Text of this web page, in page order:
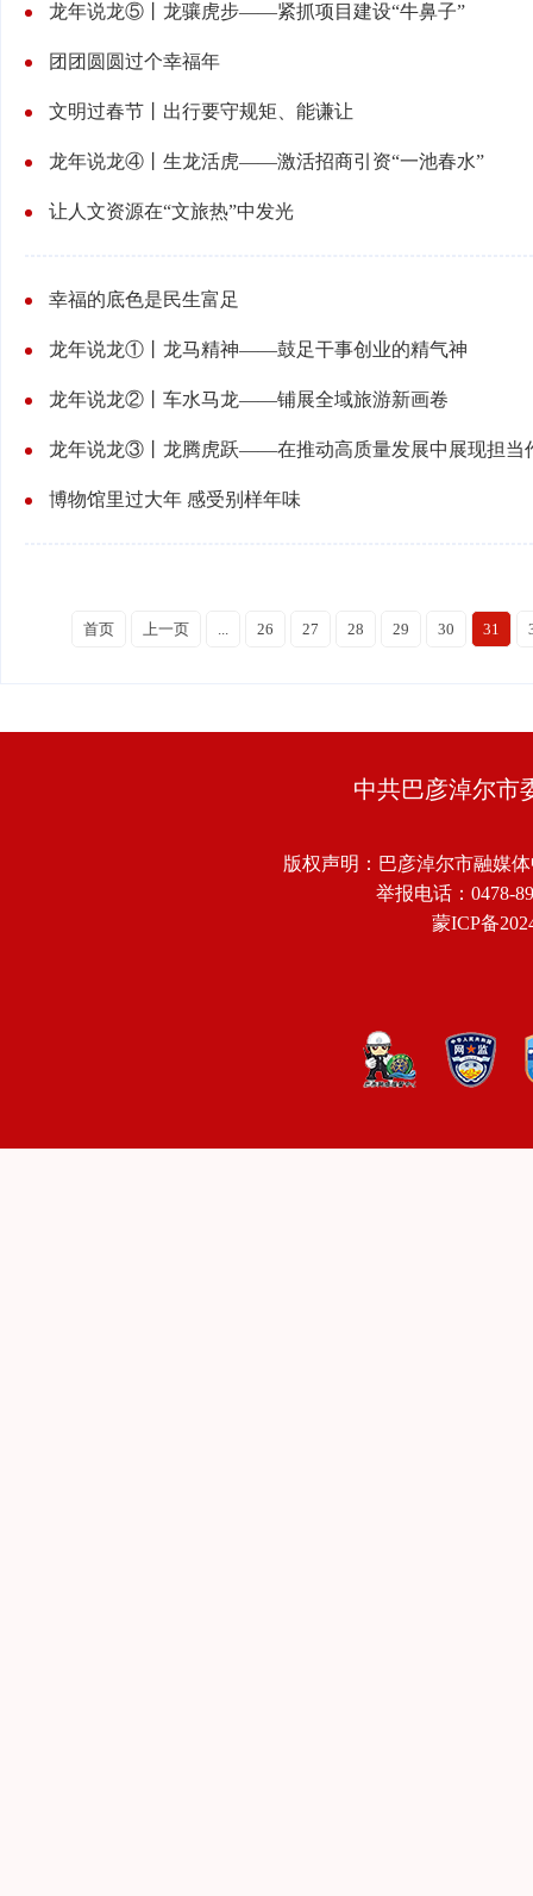
龙年说龙⑤丨龙骧虎步——紧抓项目建设“牛鼻子”
团团圆圆过个幸福年
文明过春节丨出行要守规矩、能谦让
龙年说龙④丨生龙活虎——激活招商引资“一池春水”
让人文资源在“文旅热”中发光
幸福的底色是民生富足
龙年说龙①丨龙马精神——鼓足干事创业的精气神
龙年说龙②丨车水马龙——铺展全域旅游新画卷
龙年说龙③丨龙腾虎跃——在推动高质量发展中展现担当
博物馆里过大年 感受别样年味
首页 上一页 ... 26 27 28 29 30 31
中共巴彦淖尔市
版权声明：巴彦淖尔市融媒
举报电话：0478-
蒙ICP备